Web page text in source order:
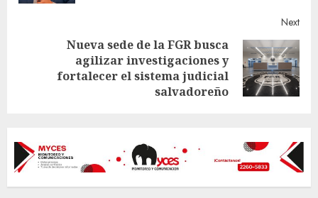
Next
Nueva sede de la FGR busca
agilizar investigaciones y
fortalecer el sistema judicial
salvadoreño